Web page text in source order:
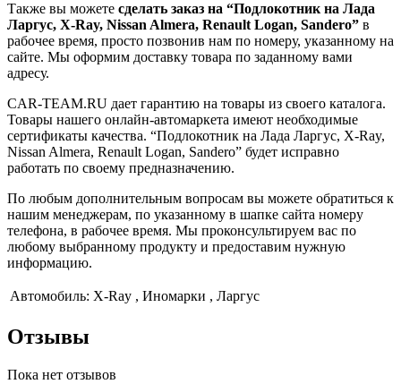
Также вы можете сделать заказ на “Подлокотник на Лада
Ларгус, X-Ray, Nissan Almera, Renault Logan, Sandero” в
рабочее время, просто позвонив нам по номеру, указанному на
сайте. Мы оформим доставку товара по заданному вами
адресу.
CAR-TEAM.RU дает гарантию на товары из своего каталога.
Товары нашего онлайн-автомаркета имеют необходимые
сертификаты качества. “Подлокотник на Лада Ларгус, X-Ray,
Nissan Almera, Renault Logan, Sandero” будет исправно
работать по своему предназначению.
По любым дополнительным вопросам вы можете обратиться к
нашим менеджерам, по указанному в шапке сайта номеру
телефона, в рабочее время. Мы проконсультируем вас по
любому выбранному продукту и предоставим нужную
информацию.
Автомобиль: X-Ray , Иномарки , Ларгус
Отзывы
Пока нет отзывов